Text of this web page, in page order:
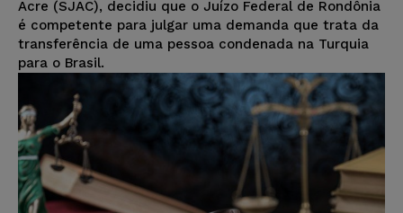
Acre (SJAC), decidiu que o Juízo Federal de Rondônia
é competente para julgar uma demanda que trata da
transferência de uma pessoa condenada na Turquia
para o Brasil.